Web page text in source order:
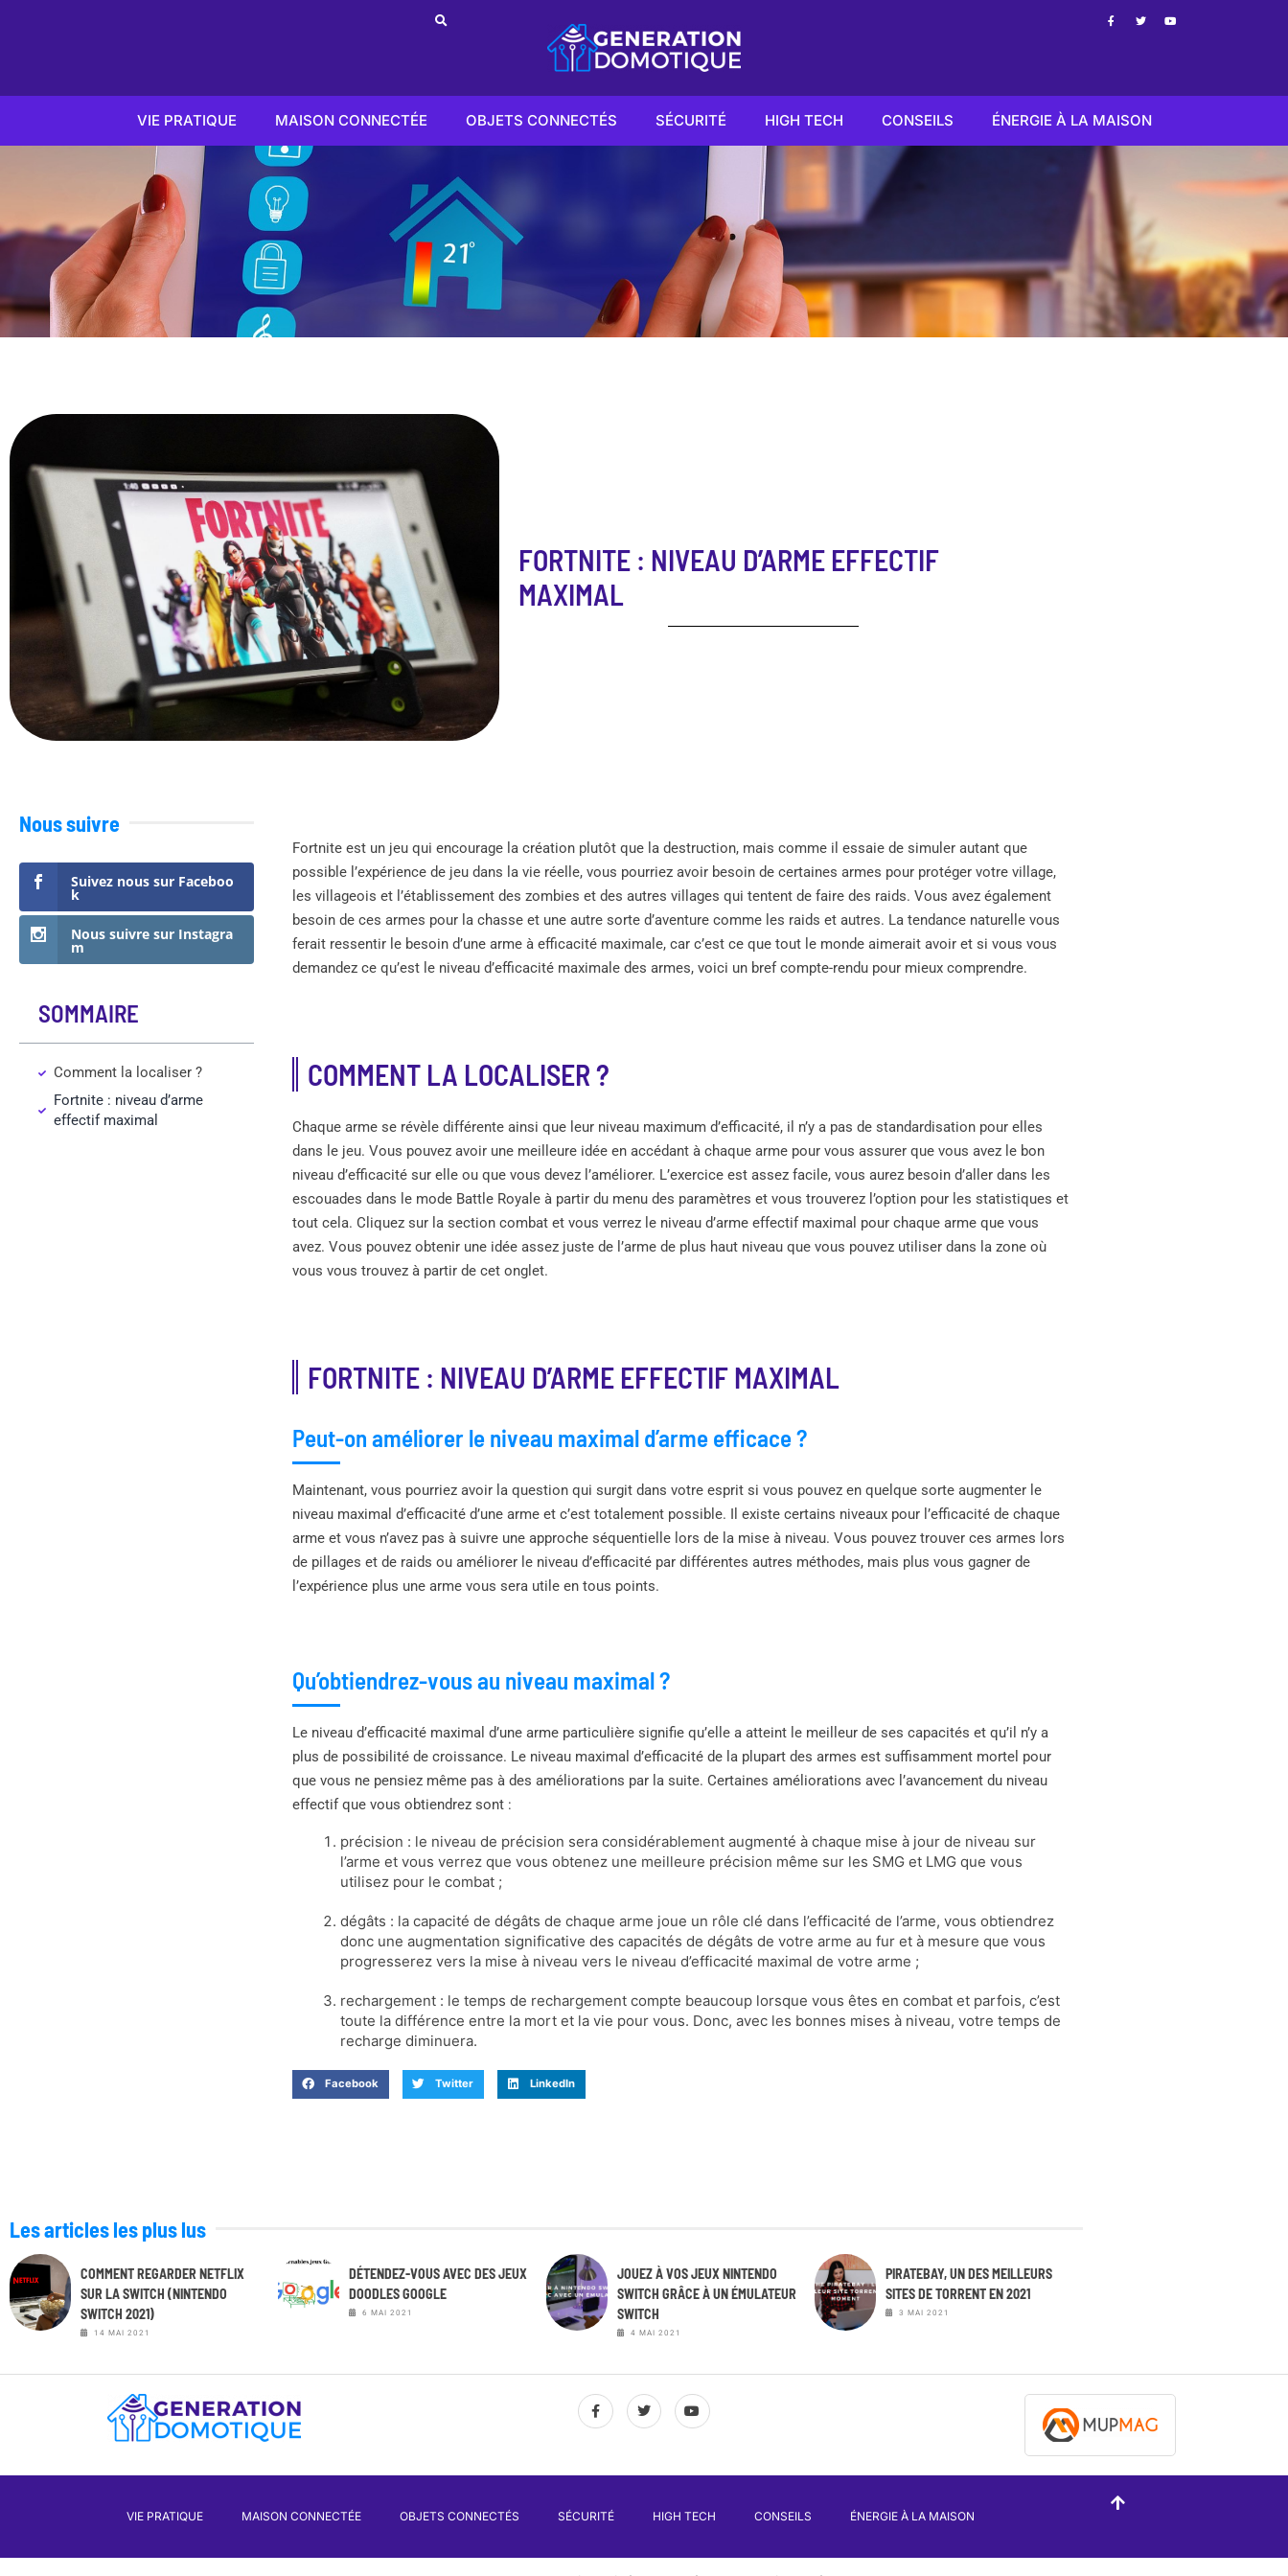
VIE PRATIQUE MAISON CONNECTÉE OBJETS CONNECTÉS SÉCURITÉ HIGH TECH CONSEILS ÉNERGIE À LA MAISON
FORTNITE : NIVEAU D’ARME EFFECTIF
MAXIMAL
Nous suivre
Suivez nous sur Faceboo
k
Nous suivre sur Instagra
m
SOMMAIRE
Comment la localiser ?
Fortnite : niveau d’arme
effectif maximal
Fortnite est un jeu qui encourage la création plutôt que la destruction, mais comme il essaie de simuler autant que
possible l’expérience de jeu dans la vie réelle, vous pourriez avoir besoin de certaines armes pour protéger votre village,
les villageois et l’établissement des zombies et des autres villages qui tentent de faire des raids. Vous avez également
besoin de ces armes pour la chasse et une autre sorte d’aventure comme les raids et autres. La tendance naturelle vous
ferait ressentir le besoin d’une arme à efficacité maximale, car c’est ce que tout le monde aimerait avoir et si vous vous
demandez ce qu’est le niveau d’efficacité maximale des armes, voici un bref compte-rendu pour mieux comprendre.
COMMENT LA LOCALISER ?
Chaque arme se révèle différente ainsi que leur niveau maximum d’efficacité, il n’y a pas de standardisation pour elles
dans le jeu. Vous pouvez avoir une meilleure idée en accédant à chaque arme pour vous assurer que vous avez le bon
niveau d’efficacité sur elle ou que vous devez l’améliorer. L’exercice est assez facile, vous aurez besoin d’aller dans les
escouades dans le mode Battle Royale à partir du menu des paramètres et vous trouverez l’option pour les statistiques et
tout cela. Cliquez sur la section combat et vous verrez le niveau d’arme effectif maximal pour chaque arme que vous
avez. Vous pouvez obtenir une idée assez juste de l’arme de plus haut niveau que vous pouvez utiliser dans la zone où
vous vous trouvez à partir de cet onglet.
FORTNITE : NIVEAU D’ARME EFFECTIF MAXIMAL
Peut-on améliorer le niveau maximal d’arme efficace ?
Maintenant, vous pourriez avoir la question qui surgit dans votre esprit si vous pouvez en quelque sorte augmenter le
niveau maximal d’efficacité d’une arme et c’est totalement possible. Il existe certains niveaux pour l’efficacité de chaque
arme et vous n’avez pas à suivre une approche séquentielle lors de la mise à niveau. Vous pouvez trouver ces armes lors
de pillages et de raids ou améliorer le niveau d’efficacité par différentes autres méthodes, mais plus vous gagner de
l’expérience plus une arme vous sera utile en tous points.
Qu’obtiendrez-vous au niveau maximal ?
Le niveau d’efficacité maximal d’une arme particulière signifie qu’elle a atteint le meilleur de ses capacités et qu’il n’y a
plus de possibilité de croissance. Le niveau maximal d’efficacité de la plupart des armes est suffisamment mortel pour
que vous ne pensiez même pas à des améliorations par la suite. Certaines améliorations avec l’avancement du niveau
effectif que vous obtiendrez sont :
précision : le niveau de précision sera considérablement augmenté à chaque mise à jour de niveau sur
l’arme et vous verrez que vous obtenez une meilleure précision même sur les SMG et LMG que vous
utilisez pour le combat ;
dégâts : la capacité de dégâts de chaque arme joue un rôle clé dans l’efficacité de l’arme, vous obtiendrez
donc une augmentation significative des capacités de dégâts de votre arme au fur et à mesure que vous
progresserez vers la mise à niveau vers le niveau d’efficacité maximal de votre arme ;
rechargement : le temps de rechargement compte beaucoup lorsque vous êtes en combat et parfois, c’est
toute la différence entre la mort et la vie pour vous. Donc, avec les bonnes mises à niveau, votre temps de
recharge diminuera.
Facebook Twitter LinkedIn
Les articles les plus lus
COMMENT REGARDER NETFLIX
SUR LA SWITCH (NINTENDO
SWITCH 2021)
14 MAI 2021
DÉTENDEZ-VOUS AVEC DES JEUX
DOODLES GOOGLE
6 MAI 2021
JOUEZ À VOS JEUX NINTENDO
SWITCH GRÂCE À UN ÉMULATEUR
SWITCH
4 MAI 2021
PIRATEBAY, UN DES MEILLEURS
SITES DE TORRENT EN 2021
3 MAI 2021
VIE PRATIQUE MAISON CONNECTÉE OBJETS CONNECTÉS SÉCURITÉ HIGH TECH CONSEILS ÉNERGIE À LA MAISON